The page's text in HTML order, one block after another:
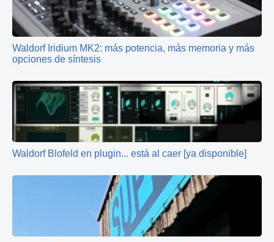
Waldorf Iridium MK2: más potencia, más memoria y más
opciones de síntesis
Waldorf Blofeld en plugin... está al caer [ya disponible]